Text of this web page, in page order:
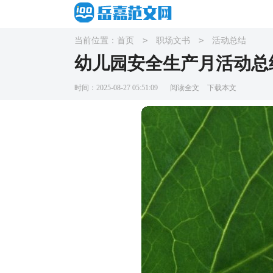
当前位置： 首页 > 职场文书 > 活动总结
幼儿园安全生产月活动总
时间：2025-08-27 05:51:09 阅读全文 下载本文